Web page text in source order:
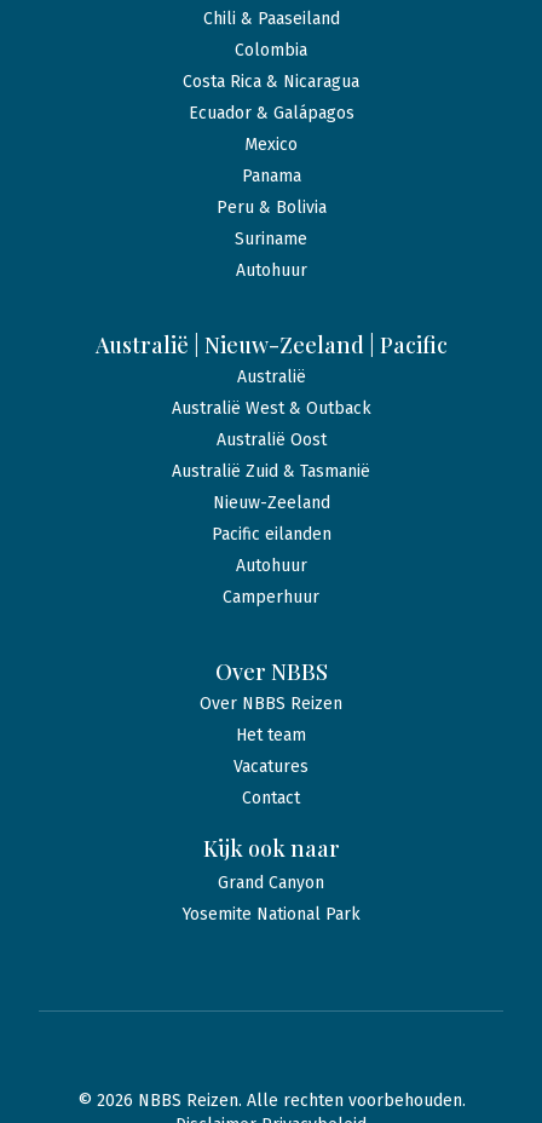
Chili & Paaseiland
Colombia
Costa Rica & Nicaragua
Ecuador & Galápagos
Mexico
Panama
Peru & Bolivia
Suriname
Autohuur
Australië | Nieuw-Zeeland | Pacific
Australië
Australië West & Outback
Australië Oost
Australië Zuid & Tasmanië
Nieuw-Zeeland
Pacific eilanden
Autohuur
Camperhuur
Over NBBS
Over NBBS Reizen
Het team
Vacatures
Contact
Kijk ook naar
Grand Canyon
Yosemite National Park
© 2026 NBBS Reizen. Alle rechten voorbehouden.